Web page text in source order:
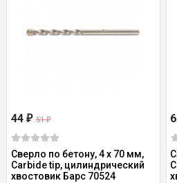
44 ₽ 51₽
Сверло по бетону, 4 х 70 мм,
Carbide tip, цилиндрический
хвостовик Барс 70524